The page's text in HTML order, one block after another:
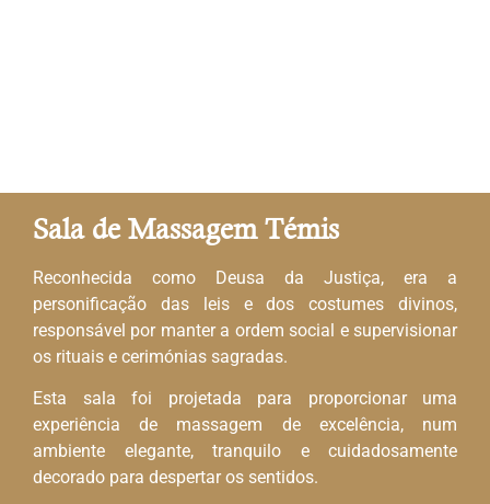
Sala de Massagem Témis
Reconhecida como Deusa da Justiça, era a
personificação das leis e dos costumes divinos,
responsável por manter a ordem social e supervisionar
os rituais e cerimónias sagradas.
Esta sala foi projetada para proporcionar uma
experiência de massagem de excelência, num
ambiente elegante, tranquilo e cuidadosamente
decorado para despertar os sentidos.